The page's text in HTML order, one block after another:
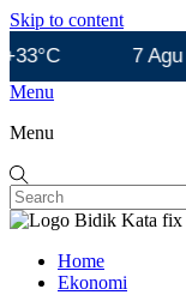
Skip to content
Menu
Menu
Home
Ekonomi